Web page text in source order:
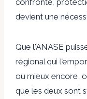
devient une
Que l'ANASE
régional qui
ou mieux encore,
que les deux sont